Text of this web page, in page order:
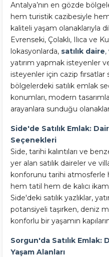
Antalya’nın en gözde
hem turistik cazibesiyle
kaliteli yaşam olanaklarıyla
Evrenseki, Çolaklı, Ilıca ve
lokasyonlarda, satılık daire,
yatırım yapmak isteyenler
isteyenler için cazip
bölgelerdeki satılık emlak
konumları, modern
arayanlara sunduğu
Side'de Satılık Emlak:
Seçenekleri
Side, tarihi kalıntıları ve
yer alan satılık daireler ve
konforunu tarihi atmosferle
hem tatil hem de kalıcı
Side'deki satılık yazlıklar,
potansiyeli taşırken, deniz
konforlu bir yaşamın
Sorgun'da Satılık Emlak:
Yaşam Alanları